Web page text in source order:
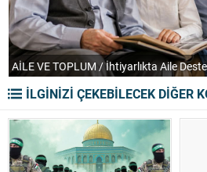
AİLE VE TOPLUM / İhtiyarlıkta Aile
İLGİNİZİ ÇEKEBİLECEK DİĞER